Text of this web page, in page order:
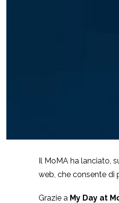
Il MoMA ha lanciato,
web, che consente di
Grazie a My Day at